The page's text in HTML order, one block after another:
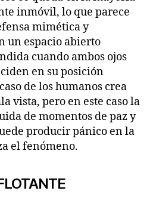
inmóvil, lo que parece
mimética y
un espacio abierto
cuando ambos ojos
en su posición
de los humanos crea
vista, pero en este caso la
de momentos de paz y
producir pánico en la
el fenómeno.